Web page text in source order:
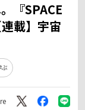
『SPACE
載】宇宙
ぶ